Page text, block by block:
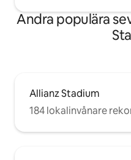
Andra populära
Allianz Stadium
184 lokalinvånare